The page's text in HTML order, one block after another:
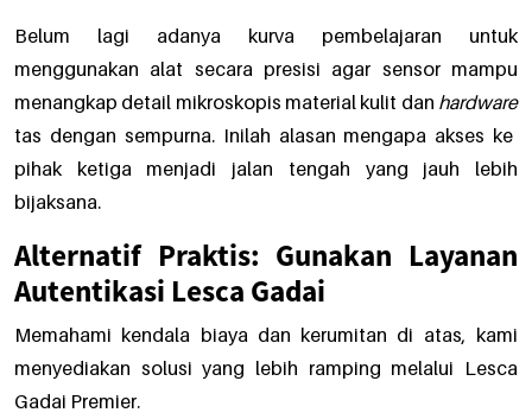
Belum lagi adanya kurva pembelajaran untuk
menggunakan alat secara presisi agar sensor mampu
menangkap detail mikroskopis material kulit dan hardware
tas dengan sempurna. Inilah alasan mengapa akses ke
pihak ketiga menjadi jalan tengah yang jauh lebih
bijaksana.
Alternatif Praktis: Gunakan Layanan
Autentikasi Lesca Gadai
Memahami kendala biaya dan kerumitan di atas, kami
menyediakan solusi yang lebih ramping melalui Lesca
Gadai Premier.